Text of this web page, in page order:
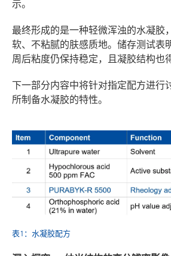
示。
最终形成的是一种轻微浑浊的水凝胶
软、不粘腻的肤感质地。储存测试表
周后粘度仍保持稳定，且凝胶结构也
下一部分内容中将针对指定配方进行
所制备水凝胶的特性。
表1：水凝胶配方